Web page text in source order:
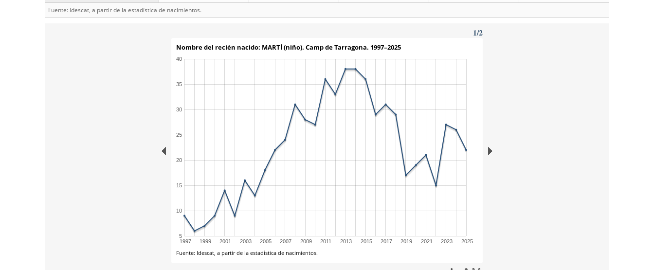
Fuente: Idescat, a partir de la estadística de nacimientos.